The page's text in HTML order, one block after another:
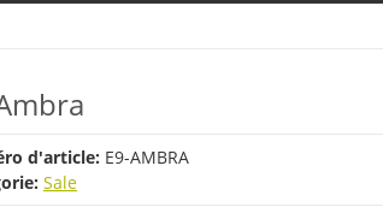
d'article: E9-AMBRA
Sale